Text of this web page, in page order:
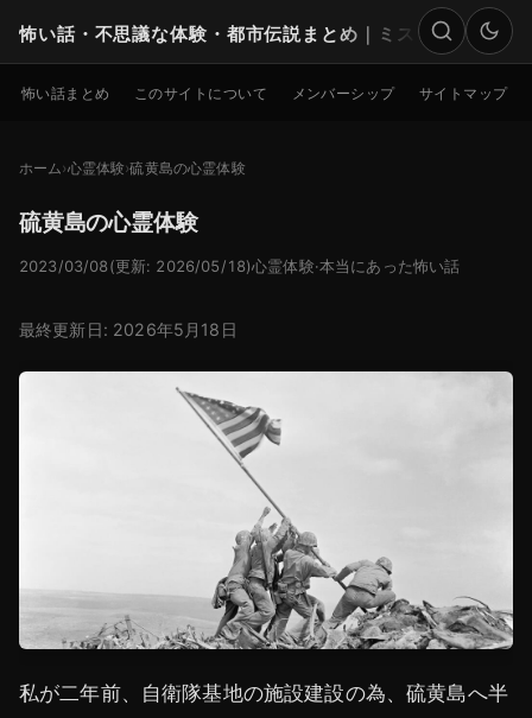
怖い話・不思議な体験・都市伝説まとめ｜ミステリー
検索
怖い話まとめ このサイトについて メンバーシップ サイトマップ
ホーム 心霊体験 硫黄島の心霊体験
硫黄島の心霊体験
2023/03/08(更新: 2026/05/18)心霊体験·本当にあった怖い話
最終更新日: 2026年5月18日
私が二年前、自衛隊基地の施設建設の為、硫黄島へ半